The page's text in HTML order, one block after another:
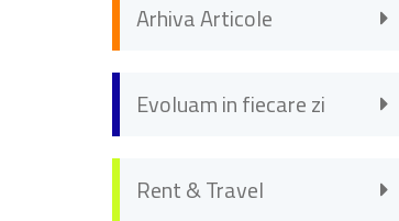
Arhiva Articole
Evoluam in fiecare zi
Rent & Travel